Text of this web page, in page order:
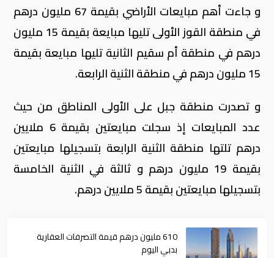
و جاءت أهم مبايعات الأراضي بقيمة 67 مليون درهم
في منطقة القوز الأولى تليها مبايعة بقيمة 15 مليون
درهم في منطقة أم سقيم الثانية تليها مبايعة بقيمة
15 مليون درهم في منطقة الثنية الرابعة.
و تصدرت منطقة جبل على الأولى المناطق من حيث
عدد المبايعات إذ سجلت مبايعتين بقيمة 6 ملايين
درهم تلتها منطقة الثنية الرابعة بتسجيلها مبايعتين
بقيمة 19 مليون درهم و ثالثة في الثنية الخامسة
بتسجيلها مبايعتين بقيمة 5 ملايين درهم.
610 مليون درهم قيمة التصرفات العقارية
بدبي اليوم